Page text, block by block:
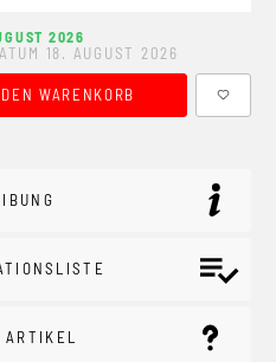
2026
18. AUGUST 2026
Wert ein oder
WARENKORB
ARTIKEL